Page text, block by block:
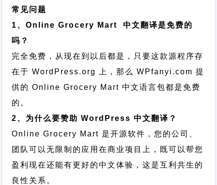
常见问题
1、Online Grocery Mart 中文翻译是免费的
吗？
完全免费，从现在到以后都是，只要这款源程序存
在于 WordPress.org 上，那么 WPfanyi.com 提
供的 Online Grocery Mart 中文语言包都是免费
的。
2、为什么要赞助 WordPress 中文翻译？
Online Grocery Mart 是开源软件，您的公司、
团队可以无限制的应用在商业项目上，既可以帮您
盈利现在还能有更好的中文体验，这是互利共生的
良性关系。